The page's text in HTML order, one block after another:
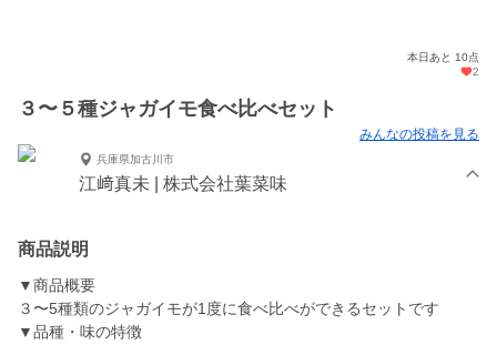
本日あと 10点
2
３〜５種ジャガイモ食べ比べセット
みんなの投稿を見る
兵庫県加古川市
江﨑真未 | 株式会社葉菜味
商品説明
▼商品概要
３〜5種類のジャガイモが1度に食べ比べができるセットです
▼品種・味の特徴